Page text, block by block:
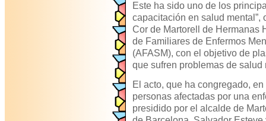
Este ha sido uno de los
capacitación en salud
Cor de Martorell de Hermanas
de Familiares de Enfermos
(AFASM), con el objetivo de
que sufren problemas de salud
El acto, que ha congregado,
personas afectadas por una
presidido por el alcalde de